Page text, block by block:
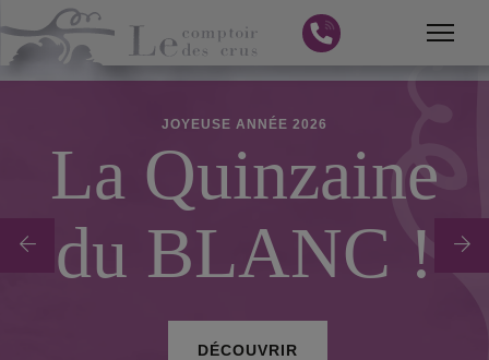
JOYEUSE ANNÉE 2026
La Quinzaine
du BLANC !
DÉCOUVRIR